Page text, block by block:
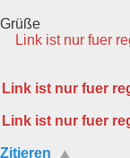
Grüße
Link ist nur fuer
Link ist nur fuer
Link ist nur fuer
Zitieren